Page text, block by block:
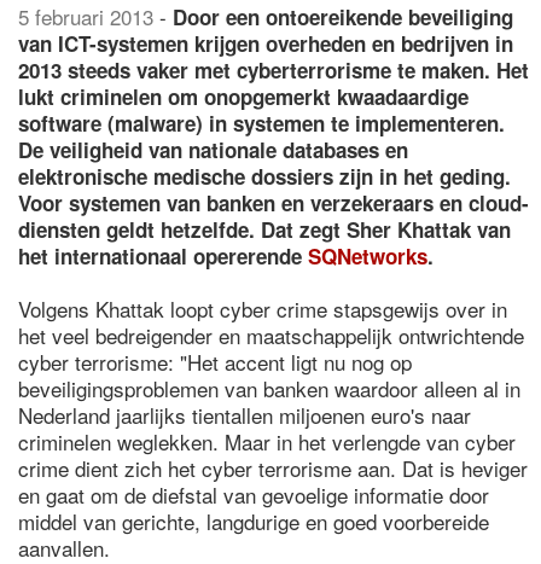
5 februari 2013 - Door een ontoereikende beveiliging
van ICT-systemen krijgen overheden en bedrijven in
2013 steeds vaker met cyberterrorisme te maken. Het
lukt criminelen om onopgemerkt kwaadaardige
software (malware) in systemen te implementeren.
De veiligheid van nationale databases en
elektronische medische dossiers zijn in het geding.
Voor systemen van banken en verzekeraars en cloud-
diensten geldt hetzelfde. Dat zegt Sher Khattak van
het internationaal opererende SQNetworks.
Volgens Khattak loopt cyber crime stapsgewijs over in
het veel bedreigender en maatschappelijk ontwrichtende
cyber terrorisme: "Het accent ligt nu nog op
beveiligingsproblemen van banken waardoor alleen al in
Nederland jaarlijks tientallen miljoenen euro's naar
criminelen weglekken. Maar in het verlengde van cyber
crime dient zich het cyber terrorisme aan. Dat is heviger
en gaat om de diefstal van gevoelige informatie door
middel van gerichte, langdurige en goed voorbereide
aanvallen.